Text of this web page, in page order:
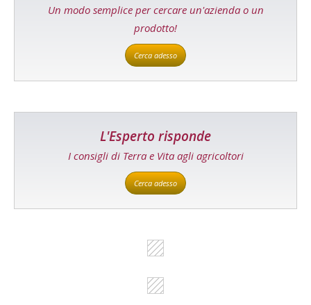
Un modo semplice per cercare un'azienda o un
prodotto!
Cerca adesso
L'Esperto risponde
I consigli di Terra e Vita agli agricoltori
Cerca adesso